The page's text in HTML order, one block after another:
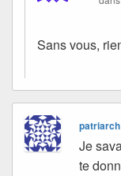
Sans vous,
patriarch
Je
te